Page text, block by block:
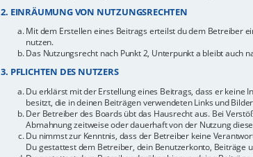
2. EINRÄUMUNG VON NUTZUNGSRECHTEN
Mit dem Erstellen eines Beitrags erteilst du dem Betreiber
nutzen.
Das Nutzungsrecht nach Punkt 2, Unterpunkt a bleibt auch
3. PFLICHTEN DES NUTZERS
Du erklärst mit der Erstellung eines Beitrags, dass er keine
besitzt, die in deinen Beiträgen verwendeten Links und
Der Betreiber des Boards übt das Hausrecht aus. Bei
Abmahnung zeitweise oder dauerhaft von der Nutzung
Du nimmst zur Kenntnis, dass der Betreiber keine
Du gestattest dem Betreiber, dein Benutzerkonto, Beiträge